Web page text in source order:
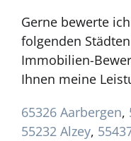
Gerne bewerte
folgenden
Immobilien-
Ihnen meine
65326 Aarbergen,
55232 Alzey,